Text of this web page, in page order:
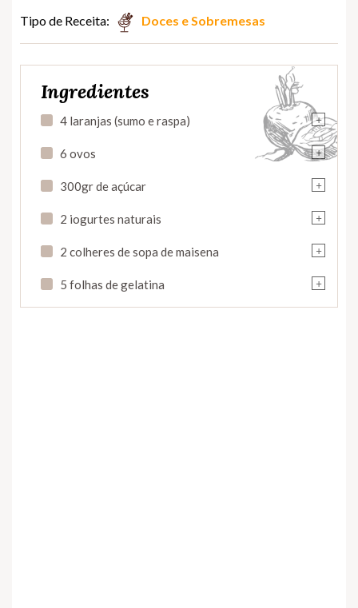
Tipo de Receita: Doces e Sobremesas
Ingredientes
+
4 laranjas (sumo e raspa)
+
6 ovos
+
300gr de açúcar
+
2 iogurtes naturais
+
2 colheres de sopa de maisena
+
5 folhas de gelatina